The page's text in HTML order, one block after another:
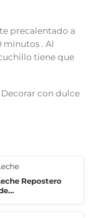
precalentado a
minutos . Al
tiene que
con dulce
Repostero